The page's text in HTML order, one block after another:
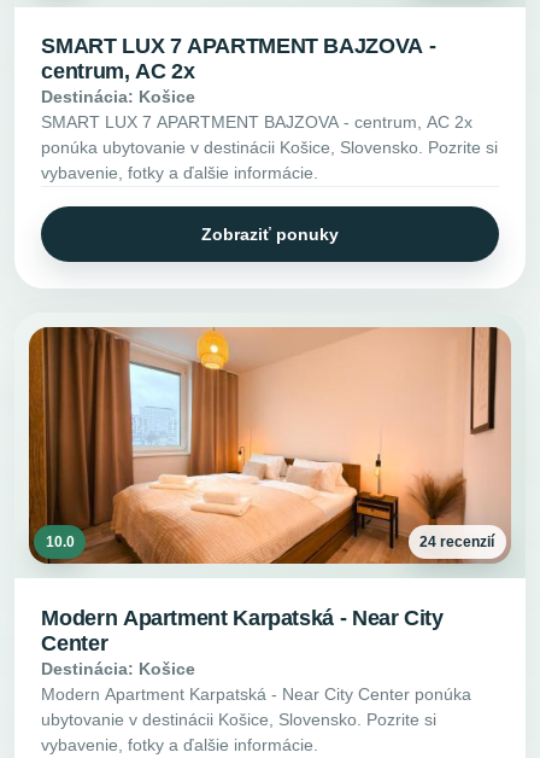
SMART LUX 7 APARTMENT BAJZOVA -
centrum, AC 2x
Destinácia: Košice
SMART LUX 7 APARTMENT BAJZOVA - centrum, AC 2x
ponúka ubytovanie v destinácii Košice, Slovensko. Pozrite si
vybavenie, fotky a ďalšie informácie.
Zobraziť ponuky
10.0 24 recenzií
Modern Apartment Karpatská - Near City
Center
Destinácia: Košice
Modern Apartment Karpatská - Near City Center ponúka
ubytovanie v destinácii Košice, Slovensko. Pozrite si
vybavenie, fotky a ďalšie informácie.